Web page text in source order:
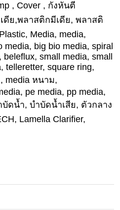
, Cover , กังหันตี
ดีย,พลาสติกมีเดีย, พลาสติ
Media, media,
media, big bio media, spiral
small media, small
telleretter, square ring,
media หนาม,
pe media, pp media,
ดน้ำ, บำบัดน้ำเสีย, ตัวกลาง
Lamella Clarifier,